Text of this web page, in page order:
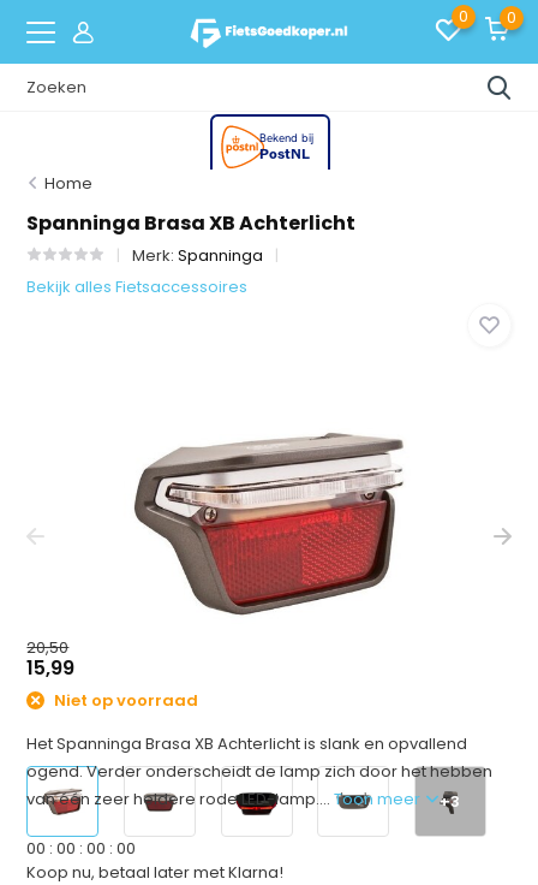
0 0
Home
Spanninga Brasa XB Achterlicht
Merk:Spanninga
Bekijk alles Fietsaccessoires
+3
20,50
15,99
Niet op voorraad
Het Spanninga Brasa XB Achterlicht is slank en opvallend
ogend. Verder onderscheidt de lamp zich door het hebben
van één zeer heldere rode LED-lamp....Toon meer
00 :00 :00 :00
Koop nu, betaal later met Klarna!